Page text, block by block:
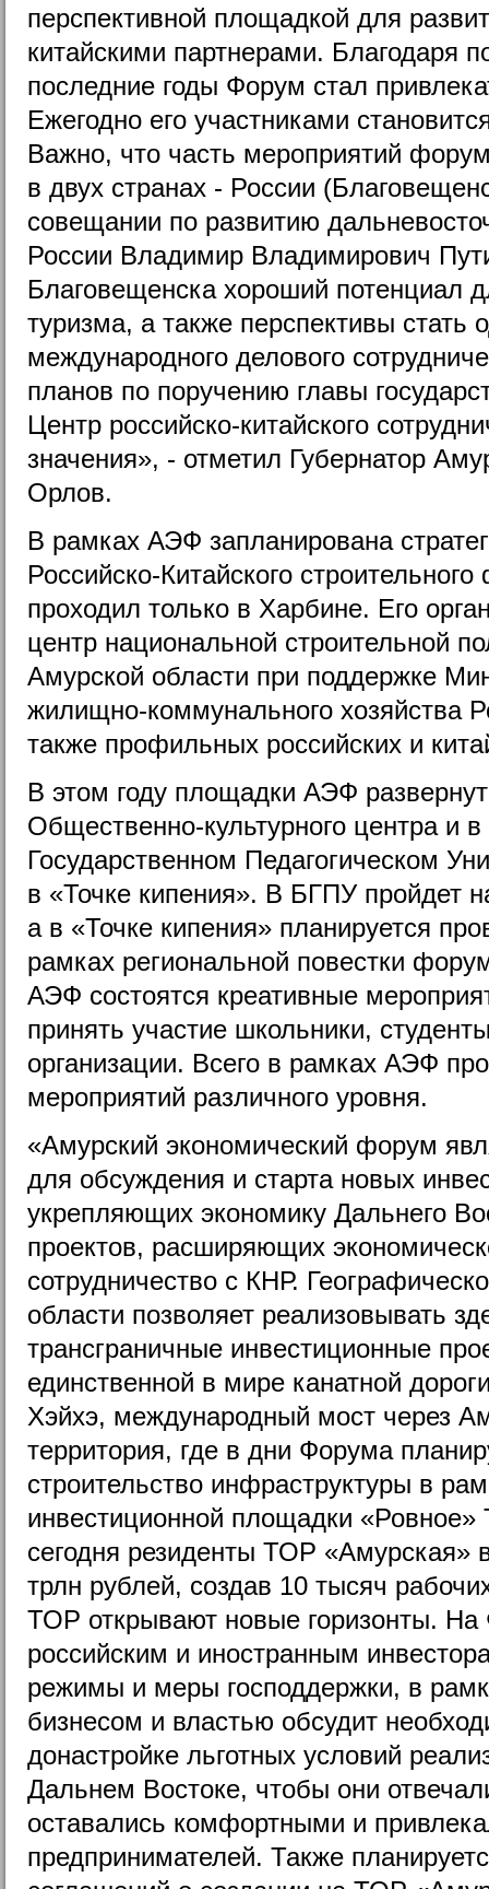
перспективной площадкой для
китайскими партнерами. Благодаря
последние годы Форум стал
Ежегодно его участниками
Важно, что часть мероприятий
в двух странах - России
совещании по развитию
России Владимир Владимирович
Благовещенска хороший потенциал
туризма, а также перспективы стать
международного делового
планов по поручению главы
Центр российско-китайского
значения», - отметил Губернатор
Орлов.
В рамках АЭФ запланирована
Российско-Китайского
проходил только в Харбине. Его
центр национальной строительной
Амурской области при поддержке
жилищно-коммунального хозяйства
также профильных российских и
В этом году площадки АЭФ
Общественно-культурного центра и
Государственном Педагогическом
в «Точке кипения». В БГПУ пройдет
а в «Точке кипения» планируется
рамках региональной повестки
АЭФ состоятся креативные
принять участие школьники,
организации. Всего в рамках АЭФ
мероприятий различного уровня.
«Амурский экономический форум
для обсуждения и старта новых
укрепляющих экономику Дальнего
проектов, расширяющих
сотрудничество с КНР.
области позволяет реализовывать
трансграничные инвестиционные
единственной в мире канатной
Хэйхэ, международный мост через
территория, где в дни Форума
строительство инфраструктуры в
инвестиционной площадки
сегодня резиденты ТОР «Амурская»
трлн рублей, создав 10 тысяч
ТОР открывают новые горизонты.
российским и иностранным
режимы и меры господдержки, в
бизнесом и властью обсудит
донастройке льготных условий
Дальнем Востоке, чтобы они
оставались комфортными и
предпринимателей. Также